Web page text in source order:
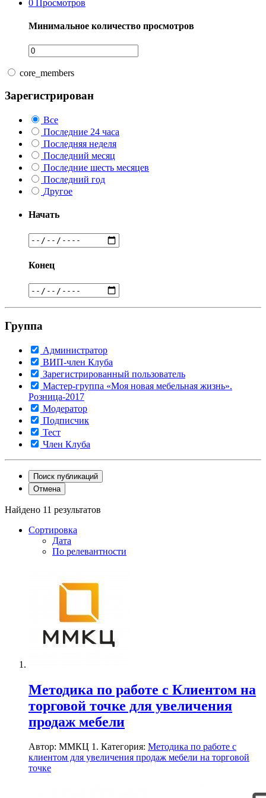
0 Просмотров
Минимальное количество просмотров
core_members
Зарегистрирован
Все
Последние 24 часа
Последняя неделя
Последний месяц
Последние шесть месяцев
Последний год
Другое
Начать
Конец
Группа
Администратор
ВИП-член Клуба
Зарегистрированный пользователь
Мастер-группа «Моя новая мебельная жизнь».
Розница-2017
Модератор
Подписчик
Тест
Член Клуба
Поиск публикаций
Отмена
Найдено 11 результатов
Сортировка
Дата
По релевантности
Методика по работе с Клиентом на
торговой точке для увеличения
продаж мебели
Автор: ММКЦ 1. Категория: Методика по работе с
клиентом для увеличения продаж мебели на торговой
точке